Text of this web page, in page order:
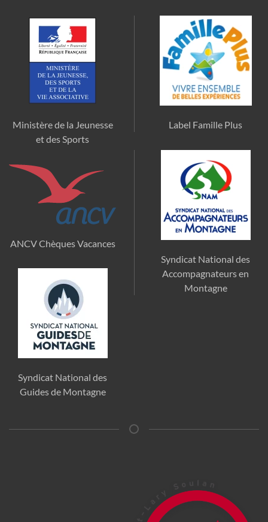
Ministère de la Jeunesse
et des Sports
Label Famille Plus
ANCV Chèques Vacances
Syndicat National des
Accompagnateurs en
Montagne
Syndicat National des
Guides de Montagne